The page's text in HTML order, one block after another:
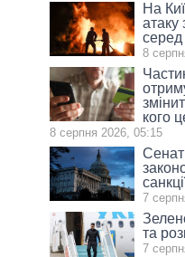
На
атаку
серед
8
кого
8 серпня 2026, 05:15
7
та
7